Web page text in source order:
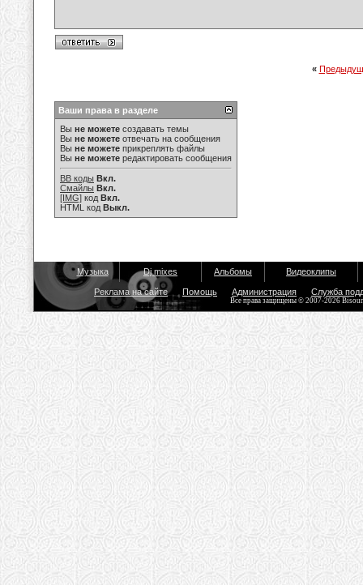
«
Ваши права в разделе
Вы не можете создавать темы
Вы не можете отвечать на сообщения
Вы не можете прикреплять файлы
Вы не можете редактировать сообщения
BB коды Вкл.
Смайлы Вкл.
[IMG] код Вкл.
HTML код Выкл.
Музыка Dj mixes Альбомы Видеоклипы
Реклама на сайте Помощь Администрация Служба
Все права защищены © 2007-2026